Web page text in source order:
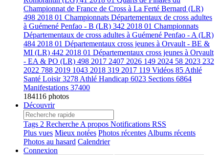
Championnat de France de Cross à La Ferté Bernard (LR)
498 2018 01 Championnats Départementaux de cross adultes
à Guémené Penfao - B (LR) 342 2018 01 Championnats
Départementaux de cross adultes à Guémené Penfao - A (LR)
484 2018 01 Départementaux cross jeunes à Orvault - BE &
MI (LR) 442 2018 01 Départementaux cross jeunes à Orvault
- EA & PO (LR) 498 2017 2407 2026 149 2024 58 2023 232
2022 788 2019 1043 2018 319 2017 119 Vidéos 85 Athlé
Santé Loisir3278 Athlé Handicap 6023 Sections 6864
Manifestations 37400
184116 photos
Découvrir
Tags 2 Recherche A propos Notifications RSS
Plus vues Mieux notées Photos récentes Albums récents
Photos au hasard Calendrier
Connexion